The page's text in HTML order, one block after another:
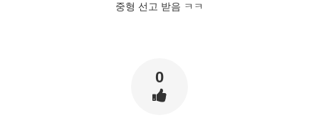
중형 선고 받음 ㅋㅋ
0